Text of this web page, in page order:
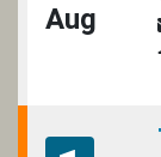
Aug